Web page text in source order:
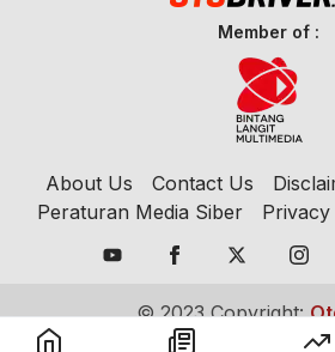
Member of :
About Us Contact Us
Peraturan Media Siber
© 2023 Copyright: